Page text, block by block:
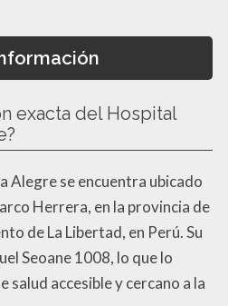
exacta del Hospital
Alegre se encuentra ubicado
Herrera, en la provincia de
de La Libertad, en Perú. Su
Seoane 1008, lo que lo
salud accesible y cercano a la